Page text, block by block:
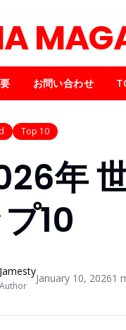
お問い合わせ
Top 10
年
10
Jamesty
Author
January 10, 20261